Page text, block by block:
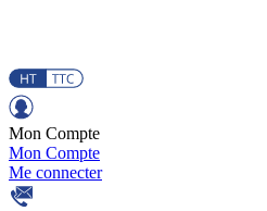
Mon Compte
Mon Compte
Me connecter